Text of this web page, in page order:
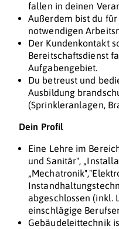
fallen in deinen
Außerdem bist du
notwendigen
Der Kundenkontakt
Bereitschaftsdienst
Aufgabengebiet.
Du betreust und
Ausbildung
(Sprinkleranlagen,
Dein Profil
Eine Lehre im
und Sanitär",
abgeschlossen (inkl.
einschlägige
Gebäudeleittechnik